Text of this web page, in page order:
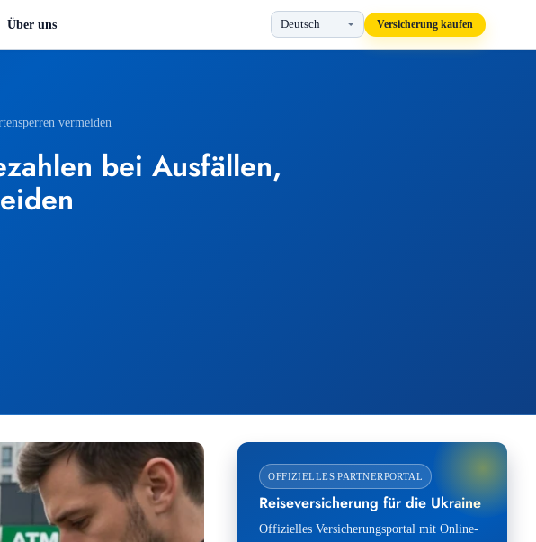
Über uns Versicherung kaufen
vermeiden
bei Ausfällen,
OFFIZIELLES PARTNERPORTAL
Reiseversicherung für die Ukraine
Offizielles Versicherungsportal mit Online-